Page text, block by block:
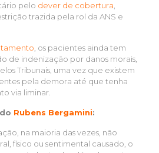
pelo dever de cobertura,
trazida pela rol da ANS e
, os pacientes ainda tem
de indenização por danos morais,
Tribunais, uma vez que existem
pela demora até que tenha
via liminar.
Rubens Bergamini:
na maioria das vezes, não
físico ou sentimental causado, o